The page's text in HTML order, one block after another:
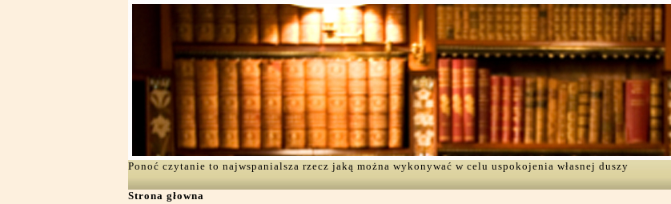
Ponoć czytanie to najwspanialsza rzecz jaką można wykonywać w celu uspokojenia własnej duszy
Strona głowna